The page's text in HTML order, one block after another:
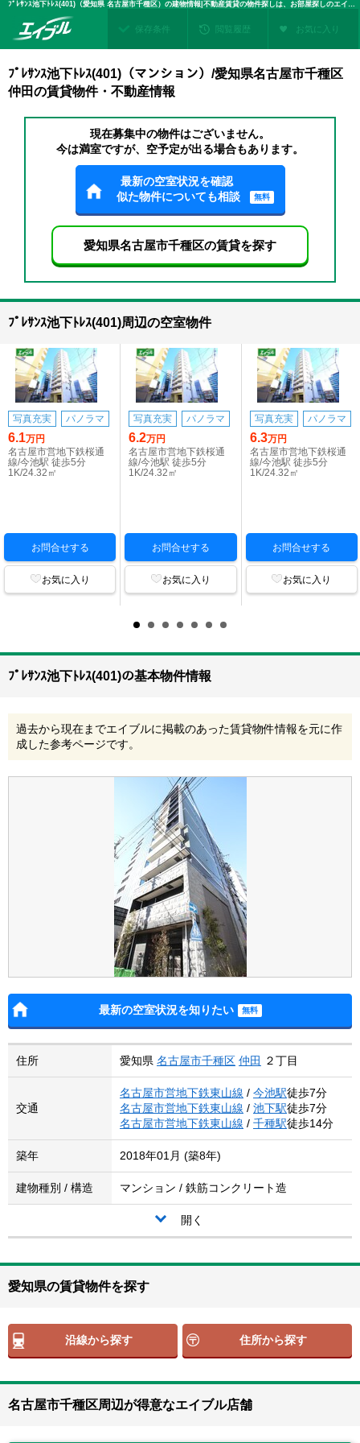
ﾌﾟﾚｻﾝｽ池下ﾄﾚｽ(401)（愛知県 名古屋市千種区）の建物情報|不動産賃貸の物件探しは、お部屋探しのエイブル
保存条件 閲覧履歴 お気に入り
ﾌﾟﾚｻﾝｽ池下ﾄﾚｽ(401)（マンション）/愛知県名古屋市千種区
仲田の賃貸物件・不動産情報
現在募集中の物件はございません。
今は満室ですが、空予定が出る場合もあります。
最新の空室状況を確認
似た物件についても相談
無料
愛知県名古屋市千種区の賃貸を探す
ﾌﾟﾚｻﾝｽ池下ﾄﾚｽ(401)周辺の空室物件
写真充実 パノラマ
6.1万円
名古屋市営地下鉄桜通
線/今池駅 徒歩5分
1K/24.32㎡
お問合せする
お気に入り
写真充実 パノラマ
6.2万円
名古屋市営地下鉄桜通
線/今池駅 徒歩5分
1K/24.32㎡
お問合せする
お気に入り
写真充実 パノラマ
6.3万円
名古屋市営地下鉄桜通
線/今池駅 徒歩5分
1K/24.32㎡
お問合せする
お気に入り
ﾌﾟﾚｻﾝｽ池下ﾄﾚｽ(401)の基本物件情報
過去から現在までエイブルに掲載のあった賃貸物件情報を元に作
成した参考ページです。
最新の空室状況を知りたい
住所 愛知県 名古屋市千種区 仲田 ２丁目
交通
名古屋市営地下鉄東山線 / 今池駅徒歩7分
名古屋市営地下鉄東山線 / 池下駅徒歩7分
名古屋市営地下鉄東山線 / 千種駅徒歩14分
築年 2018年01月 (築8年)
建物種別 / 構造 マンション / 鉄筋コンクリート造
開く
愛知県の賃貸物件を探す
沿線から探す 住所から探す
名古屋市千種区周辺が得意なエイブル店舗